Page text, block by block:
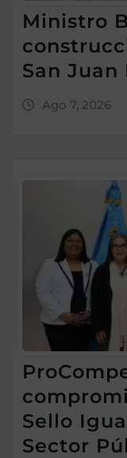
Ministro
San Juan
Ago 7, 2026
Sello
Sector